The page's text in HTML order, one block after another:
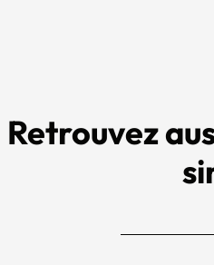
Retrouvez